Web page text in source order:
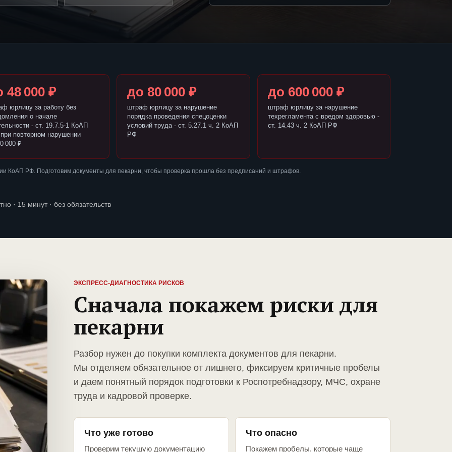
48 000 ₽
юрлицу за работу без
о начале
- ст. 19.7.5-1 КоАП
повторном нарушении
000 ₽
до 80 000 ₽
штраф юрлицу за нарушение
порядка проведения спецоценки
условий труда - ст. 5.27.1 ч. 2 КоАП
РФ
до 600 000 ₽
штраф юрлицу за нарушение
техрегламента с вредом здоровью -
ст. 14.43 ч. 2 КоАП РФ
КоАП РФ. Подготовим документы для пекарни, чтобы проверка прошла без предписаний и штрафов.
· 15 минут · без обязательств
ЭКСПРЕСС-ДИАГНОСТИКА РИСКОВ
Сначала покажем риски для
пекарни
Разбор нужен до покупки комплекта документов для пекарни.
Мы отделяем обязательное от лишнего, фиксируем критичные пробелы
и даем понятный порядок подготовки к Роспотребнадзору, МЧС, охране
труда и кадровой проверке.
Что уже готово
Проверим текущую документацию
Что опасно
Покажем пробелы, которые чаще